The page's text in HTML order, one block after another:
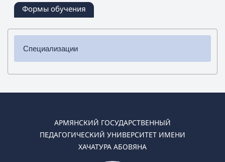
Формы обучения
Специализации
✔ Бакалавриат
✔ Магистратура
➜ Дошкольная педагогика и методика (Очная,
АРМЯНСКИЙ ГОСУДАРСТВЕННЫЙ
ПЕДАГОГИЧЕСКИЙ УНИВЕРСИТЕТ ИМЕНИ
ХАЧАТУРА АБОВЯНА